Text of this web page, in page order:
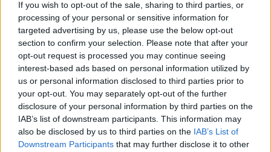
If you wish to opt-out of the sale, sharing to third parties, or
processing of your personal or sensitive information for
targeted advertising by us, please use the below opt-out
section to confirm your selection. Please note that after your
opt-out request is processed you may continue seeing
interest-based ads based on personal information utilized by
us or personal information disclosed to third parties prior to
your opt-out. You may separately opt-out of the further
disclosure of your personal information by third parties on the
IAB’s list of downstream participants. This information may
also be disclosed by us to third parties on the IAB’s List of
Downstream Participants that may further disclose it to other
amigable para bases de datos relacionales: MySQL,
PostgreSQL, SQLite, Microsoft SQL Server ¡y más! La
aplicación TablePlus hace que la gestión de bases de datos
sea más fácil, rápida y eficiente para usted.Una aplicación
nativa que elimina la complejidad innecesaria y los detalles
superfluos para que pueda estar en funcionamiento
rápidamente. Cada función tiene una tecla de acceso
directo para mantener sus manos siempre en el
teclado.Agregue funcionalidad a TablePlus para macOS
con su propio plugin o con un número creciente de plugins